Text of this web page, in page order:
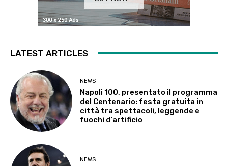
LATEST ARTICLES
NEWS
Napoli 100, presentato il programma
del Centenario: festa gratuita in
città tra spettacoli, leggende e
fuochi d’artificio
NEWS